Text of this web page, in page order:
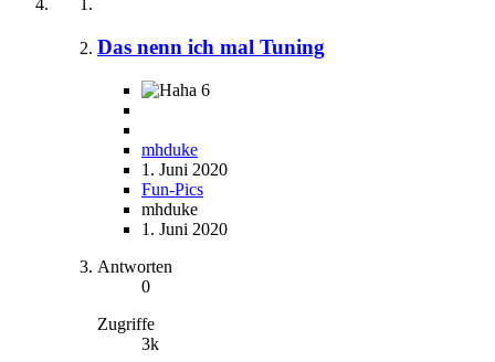
Das nenn ich mal Tuning
6
mhduke
1. Juni 2020
Fun-Pics
mhduke
1. Juni 2020
Antworten
0
Zugriffe
3k